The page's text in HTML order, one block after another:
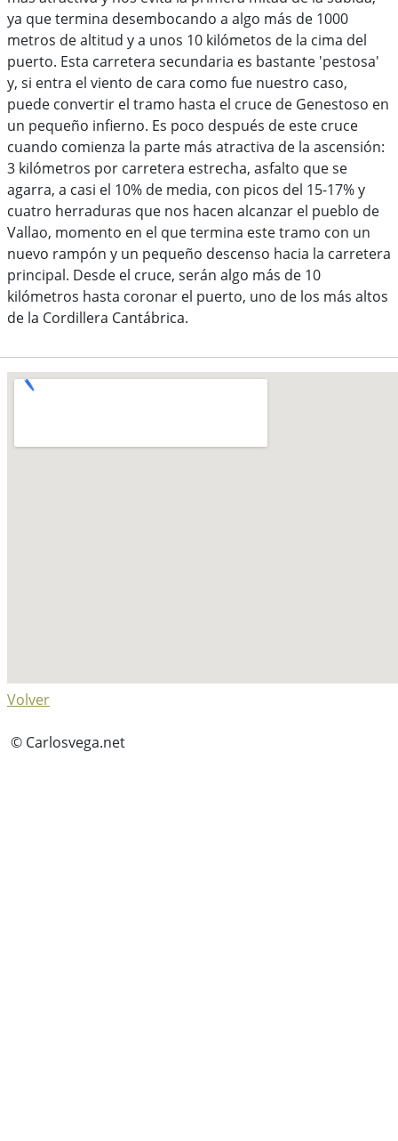
ya que termina desembocando a algo más de 1000
metros de altitud y a unos 10 kilómetos de la cima del
puerto. Esta carretera secundaria es bastante 'pestosa'
y, si entra el viento de cara como fue nuestro caso,
puede convertir el tramo hasta el cruce de Genestoso en
un pequeño infierno. Es poco después de este cruce
cuando comienza la parte más atractiva de la ascensión:
3 kilómetros por carretera estrecha, asfalto que se
agarra, a casi el 10% de media, con picos del 15-17% y
cuatro herraduras que nos hacen alcanzar el pueblo de
Vallao, momento en el que termina este tramo con un
nuevo rampón y un pequeño descenso hacia la carretera
principal. Desde el cruce, serán algo más de 10
kilómetros hasta coronar el puerto, uno de los más altos
de la Cordillera Cantábrica.
Volver
© Carlosvega.net